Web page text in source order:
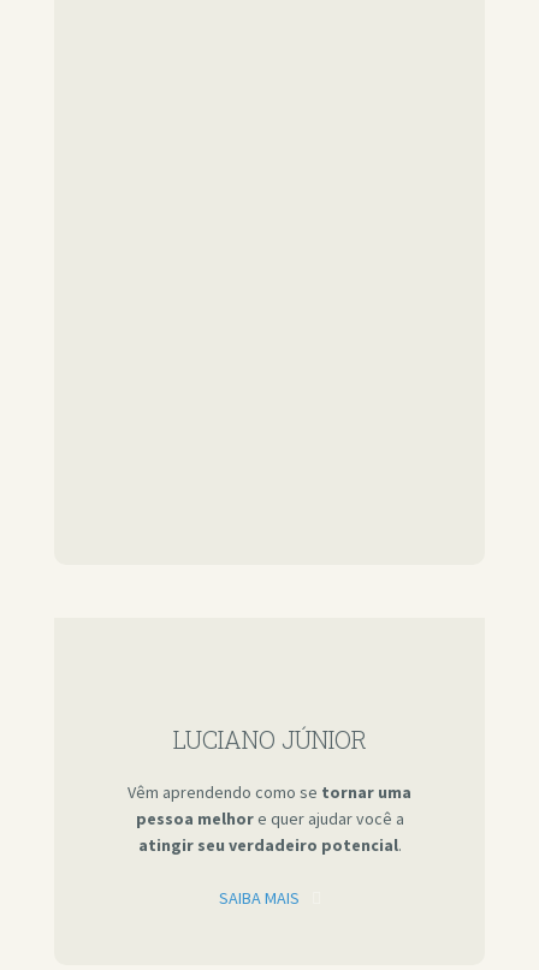
LUCIANO JÚNIOR
Vêm aprendendo como se tornar uma
pessoa melhore quer ajudar você a
atingir seu verdadeiro potencial.
SAIBA MAIS